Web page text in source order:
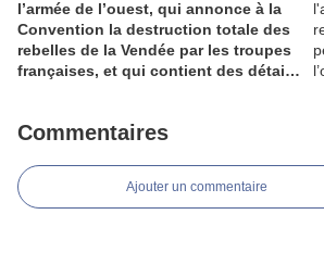
l’armée de l’ouest, qui annonce à la
Convention la destruction totale des
rebelles de la Vendée par les troupes
françaises, et qui contient des détails
Commentaires
Ajouter un commentaire